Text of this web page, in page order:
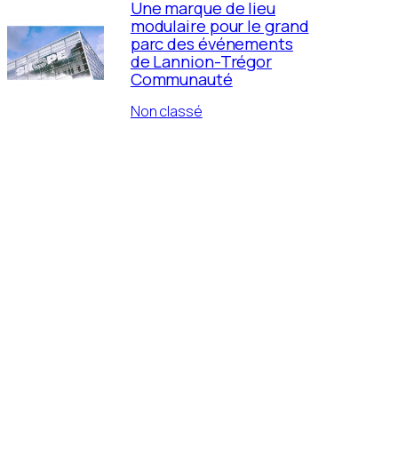
Une marque de lieu
modulaire pour le grand
parc des événements
de Lannion-Trégor
Communauté
Non classé